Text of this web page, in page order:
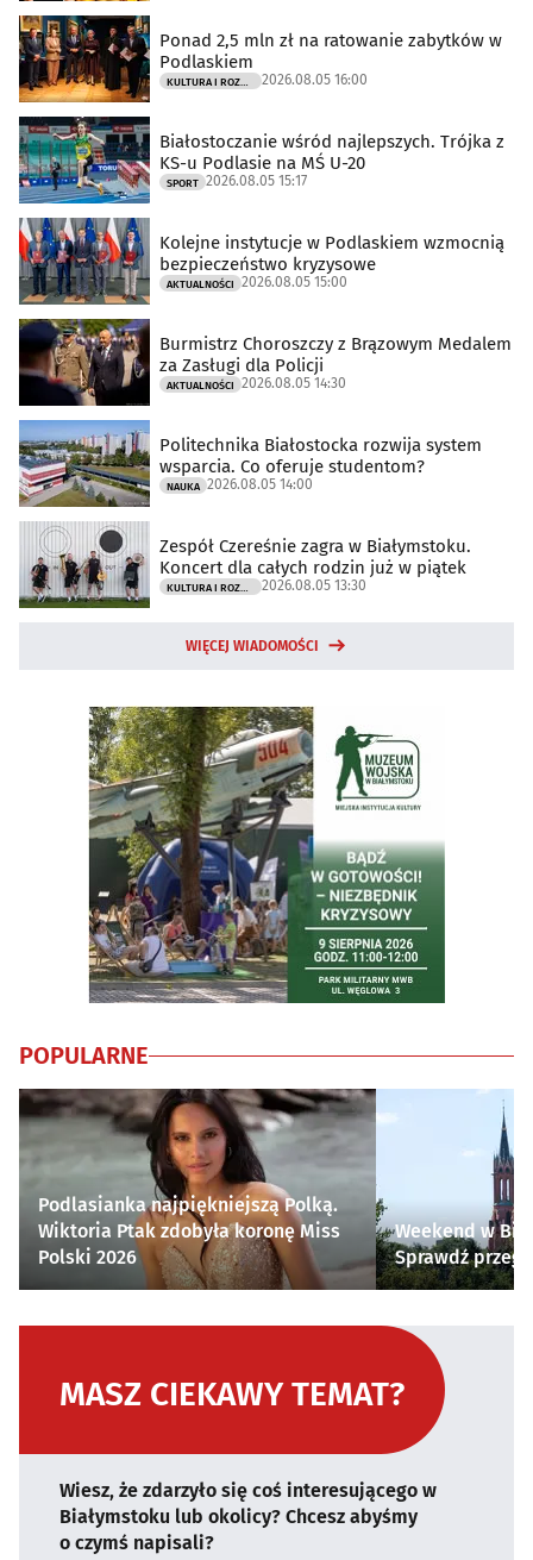
Ponad 2,5 mln zł na ratowanie zabytków w
Podlaskiem
2026.08.05 16:00
Białostoczanie wśród najlepszych. Trójka z
KS-u Podlasie na MŚ U-20
SPORT 2026.08.05 15:17
Kolejne instytucje w Podlaskiem wzmocnią
bezpieczeństwo kryzysowe
AKTUALNOŚCI 2026.08.05 15:00
Burmistrz Choroszczy z Brązowym Medalem
za Zasługi dla Policji
AKTUALNOŚCI 2026.08.05 14:30
Politechnika Białostocka rozwija system
wsparcia. Co oferuje studentom?
NAUKA 2026.08.05 14:00
Zespół Czereśnie zagra w Białymstoku.
Koncert dla całych rodzin już w piątek
2026.08.05 13:30
WIĘCEJ WIADOMOŚCI
POPULARNE
Podlasianka najpiękniejszą Polką.
Wiktoria Ptak zdobyła koronę Miss
Polski 2026
Weekend w
Sprawdź
MASZ CIEKAWY TEMAT?
Wiesz, że zdarzyło się coś interesującego w
Białymstoku lub okolicy? Chcesz abyśmy
o czymś napisali?